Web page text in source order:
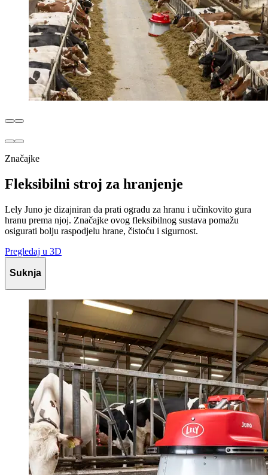
Značajke
Fleksibilni stroj za hranjenje
Lely Juno je dizajniran da prati ogradu za hranu i učinkovito gura
hranu prema njoj. Značajke ovog fleksibilnog sustava pomažu
osigurati bolju raspodjelu hrane, čistoću i sigurnost.
Pregledaj u 3D
Suknja